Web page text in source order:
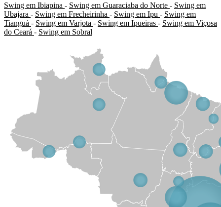
Swing em Ibiapina - Swing em Guaraciaba do Norte - Swing em
Ubajara - Swing em Frecheirinha - Swing em Ipu - Swing em
Tianguá - Swing em Varjota - Swing em Ipueiras - Swing em Viçosa
do Ceará - Swing em Sobral